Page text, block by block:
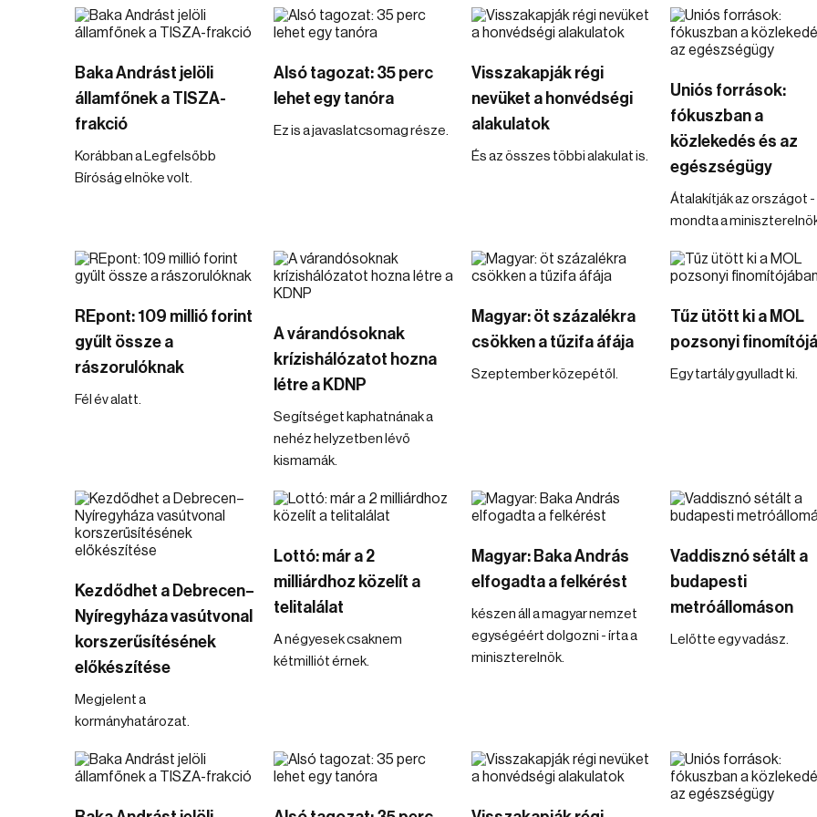
Baka Andrást jelöli
államfőnek a TISZA-
frakció
Korábban a Legfelsőbb
Bíróság elnöke volt.
Alsó tagozat: 35 perc
lehet egy tanóra
Ez is a javaslatcsomag része.
Visszakapják régi
nevüket a honvédségi
alakulatok
És az összes többi alakulat is.
Uniós források:
fókuszban a
közlekedés és az
egészségügy
Átalakítják az országot -
mondta a
REpont: 109 millió forint
gyűlt össze a
rászorulóknak
Fél év alatt.
A várandósoknak
krízishálózatot hozna
létre a KDNP
Segítséget kaphatnának a
nehéz helyzetben lévő
kismamák.
Magyar: öt százalékra
csökken a tűzifa áfája
Szeptember közepétől.
Tűz ütött ki a MOL
pozsonyi
Egy tartály gyulladt ki.
Kezdődhet a Debrecen–
Nyíregyháza vasútvonal
korszerűsítésének
előkészítése
Megjelent a
kormányhatározat.
Lottó: már a 2
milliárdhoz közelít a
telitalálat
A négyesek csaknem
kétmilliót érnek.
Magyar: Baka András
elfogadta a felkérést
készen áll a magyar nemzet
egységéért dolgozni - írta a
miniszterelnök.
Vaddisznó sétált a
budapesti
metróállomáson
Lelőtte egy vadász.